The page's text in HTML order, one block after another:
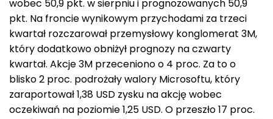
wobec 50,9 pkt. w sierpniu i prognozowanych 50,9
pkt. Na froncie wynikowym przychodami za trzeci
kwartał rozczarował przemysłowy konglomerat 3M,
który dodatkowo obniżył prognozy na czwarty
kwartał. Akcje 3M przeceniono o 4 proc. Za to o
blisko 2 proc. podrożały walory Microsoftu, który
zaraportował 1,38 USD zysku na akcję wobec
oczekiwań na poziomie 1,25 USD. O przeszło 17 proc.